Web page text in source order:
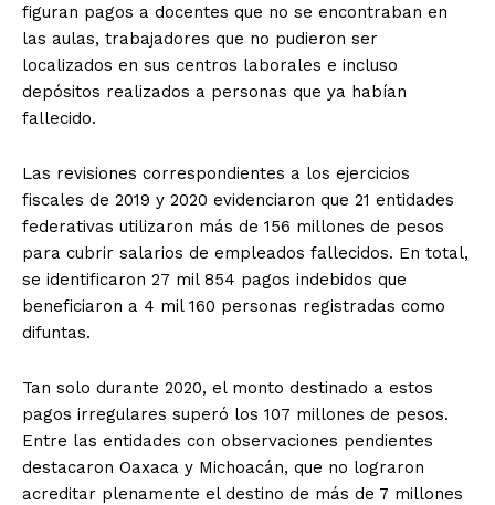
figuran pagos a docentes que no se encontraban en
las aulas, trabajadores que no pudieron ser
localizados en sus centros laborales e incluso
depósitos realizados a personas que ya habían
fallecido.
Las revisiones correspondientes a los ejercicios
fiscales de 2019 y 2020 evidenciaron que 21 entidades
federativas utilizaron más de 156 millones de pesos
para cubrir salarios de empleados fallecidos. En total,
se identificaron 27 mil 854 pagos indebidos que
beneficiaron a 4 mil 160 personas registradas como
difuntas.
Tan solo durante 2020, el monto destinado a estos
pagos irregulares superó los 107 millones de pesos.
Entre las entidades con observaciones pendientes
destacaron Oaxaca y Michoacán, que no lograron
acreditar plenamente el destino de más de 7 millones